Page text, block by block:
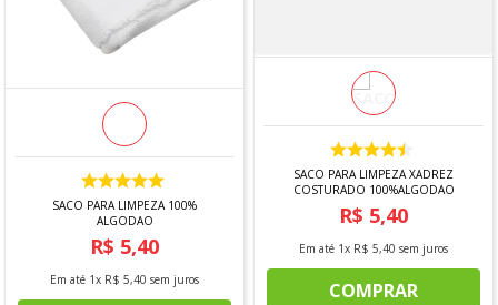
SACO PARA LIMPEZA 100%
ALGODAO
R$ 5,40
Em até 1x R$ 5,40 sem juros
SACO PARA LIMPEZA XADREZ
COSTURADO 100%ALGODAO
R$ 5,40
Em até 1x R$ 5,40 sem juros
COMPRAR